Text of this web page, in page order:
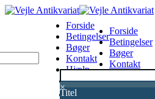
×
Titel
Forside
Betingelser
Bøger
Kontakt
Hjælp
0
Forside
Betingelser
Bøger
Kontakt